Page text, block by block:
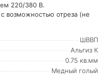
220/380 В.
возможностью отреза (не
ШВВП
Альгиз К
0.75 кв.мм
Медный голый